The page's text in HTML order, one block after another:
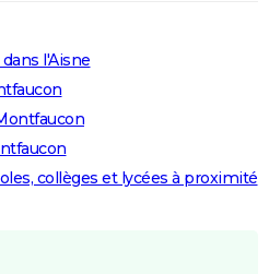
l'Aisne
collèges et lycées à proximité